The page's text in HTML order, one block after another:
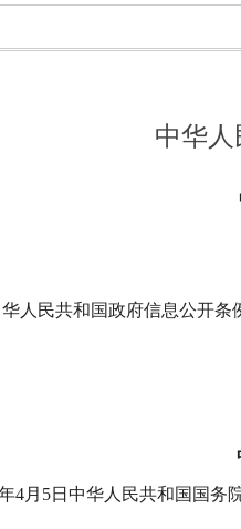
中华
人民共和国政府信息公开条
4月 5日中华人民共和国国务